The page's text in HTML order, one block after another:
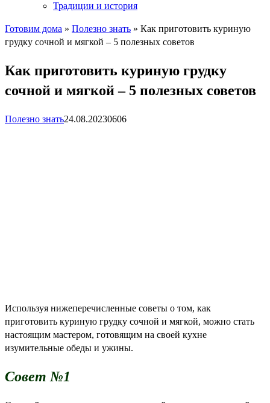
Традиции и история
Готовим дома » Полезно знать » Как приготовить куриную
грудку сочной и мягкой – 5 полезных советов
Как приготовить куриную грудку
сочной и мягкой – 5 полезных советов
Полезно знать24.08.20230606
Используя нижеперечисленные советы о том, как
приготовить куриную грудку сочной и мягкой, можно стать
настоящим мастером, готовящим на своей кухне
изумительные обеды и ужины.
Совет №1